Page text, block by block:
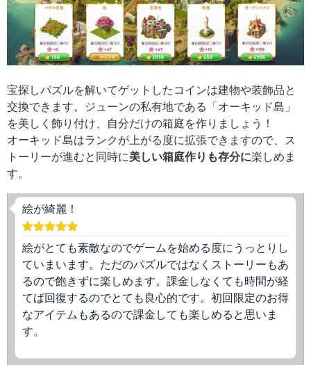
宝探しパズルを解いてゲットしたコインは建物や装飾品と
交換できます。ジューンの私有地である「オーキッド島」
を美しく飾り付け、自分だけの箱庭を作りましょう！
オーキッド島はランクが上がる度に拡張できますので、ス
トーリーが進むと同時に美しい箱庭作りも存分に楽しめま
す。
絵が綺麗！
絵がとても素敵なのでゲームを始める度にうっとりし
ていまいます。ただのパズルではなくストーリーもあ
るので飽きずに楽しめます。課金しなくても時間が経
てば回復するのでとても良心的です。初回限定のお得
なアイテムもあるので課金しても楽しめると思いま
す。